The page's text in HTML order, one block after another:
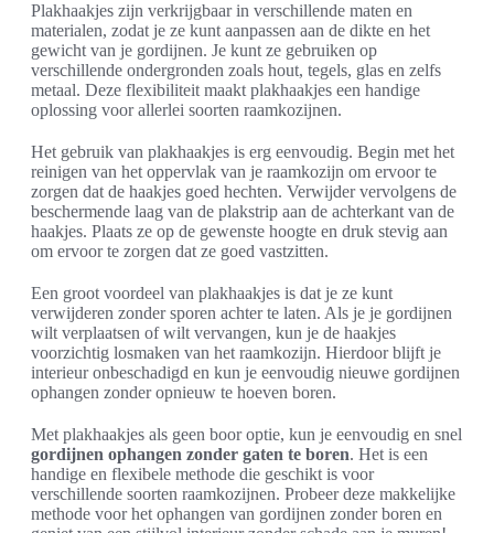
Plakhaakjes zijn verkrijgbaar in verschillende maten en
materialen, zodat je ze kunt aanpassen aan de dikte en het
gewicht van je gordijnen. Je kunt ze gebruiken op
verschillende ondergronden zoals hout, tegels, glas en zelfs
metaal. Deze flexibiliteit maakt plakhaakjes een handige
oplossing voor allerlei soorten raamkozijnen.
Het gebruik van plakhaakjes is erg eenvoudig. Begin met het
reinigen van het oppervlak van je raamkozijn om ervoor te
zorgen dat de haakjes goed hechten. Verwijder vervolgens de
beschermende laag van de plakstrip aan de achterkant van de
haakjes. Plaats ze op de gewenste hoogte en druk stevig aan
om ervoor te zorgen dat ze goed vastzitten.
Een groot voordeel van plakhaakjes is dat je ze kunt
verwijderen zonder sporen achter te laten. Als je je gordijnen
wilt verplaatsen of wilt vervangen, kun je de haakjes
voorzichtig losmaken van het raamkozijn. Hierdoor blijft je
interieur onbeschadigd en kun je eenvoudig nieuwe gordijnen
ophangen zonder opnieuw te hoeven boren.
Met plakhaakjes als geen boor optie, kun je eenvoudig en snel
gordijnen ophangen zonder gaten te boren. Het is een
handige en flexibele methode die geschikt is voor
verschillende soorten raamkozijnen. Probeer deze makkelijke
methode voor het ophangen van gordijnen zonder boren en